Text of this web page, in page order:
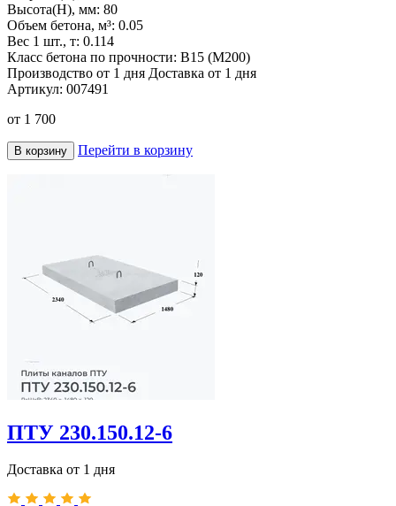
Высота(H), мм: 80
Объем бетона, м³: 0.05
Вес 1 шт., т: 0.114
Класс бетона по прочности: В15 (М200)
Производство от 1 дня Доставка от 1 дня
Артикул: 007491
от 1 700
В корзину Перейти в корзину
ПТУ 230.150.12-6
Доставка от 1 дня